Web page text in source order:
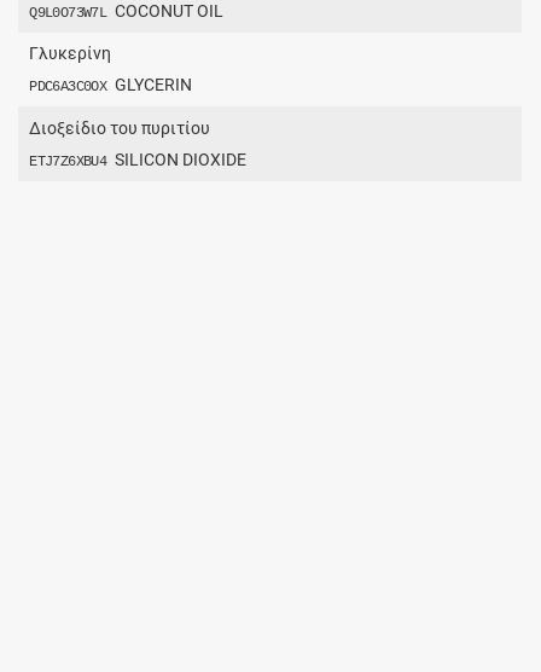
Q9L0O73W7L COCONUT OIL
Γλυκερίνη
PDC6A3C0OX GLYCERIN
Διοξείδιο του πυριτίου
ETJ7Z6XBU4 SILICON DIOXIDE